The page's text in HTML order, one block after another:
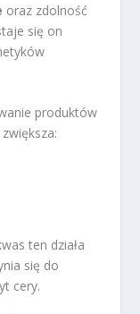
oraz zdolność
się on
produktów
ten działa
się do
cery.